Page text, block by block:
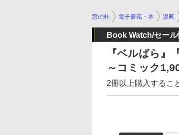
窓の杜 電子書籍・本 漫画
Book Watch/セール
『ベルばら』
～コミック
2冊以上購入するこ